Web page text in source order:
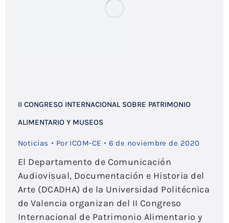
II CONGRESO INTERNACIONAL SOBRE PATRIMONIO
ALIMENTARIO Y MUSEOS
Noticias Por ICOM-CE 6 de noviembre de 2020
El Departamento de Comunicación
Audiovisual, Documentación e Historia del
Arte (DCADHA) de la Universidad Politécnica
de Valencia organizan del II Congreso
Internacional de Patrimonio Alimentario y